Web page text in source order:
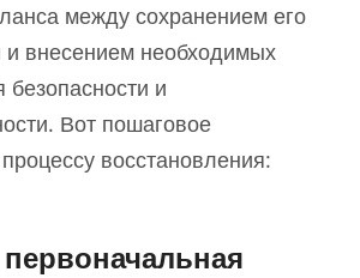
между сохранением его
и внесением необходимых
и
Вот пошаговое
восстановления: